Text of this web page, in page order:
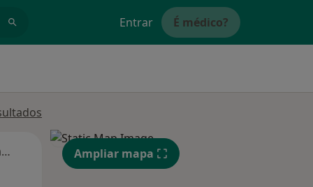
Entrar É médico?
Segunda-feira Qua Qui,
13 Ago
Ampliar mapa